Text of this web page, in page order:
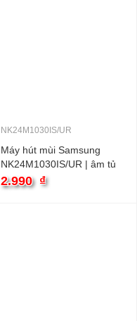
NK24M1030IS/UR
Máy hút mùi Samsung
NK24M1030IS/UR | âm tủ
than hoạt tính
2.990 ₫